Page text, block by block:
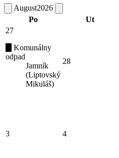
August2026
Po
Ut
27
Komunálny
odpad
Jamník
(Liptovský
Mikuláš)
28
3 4